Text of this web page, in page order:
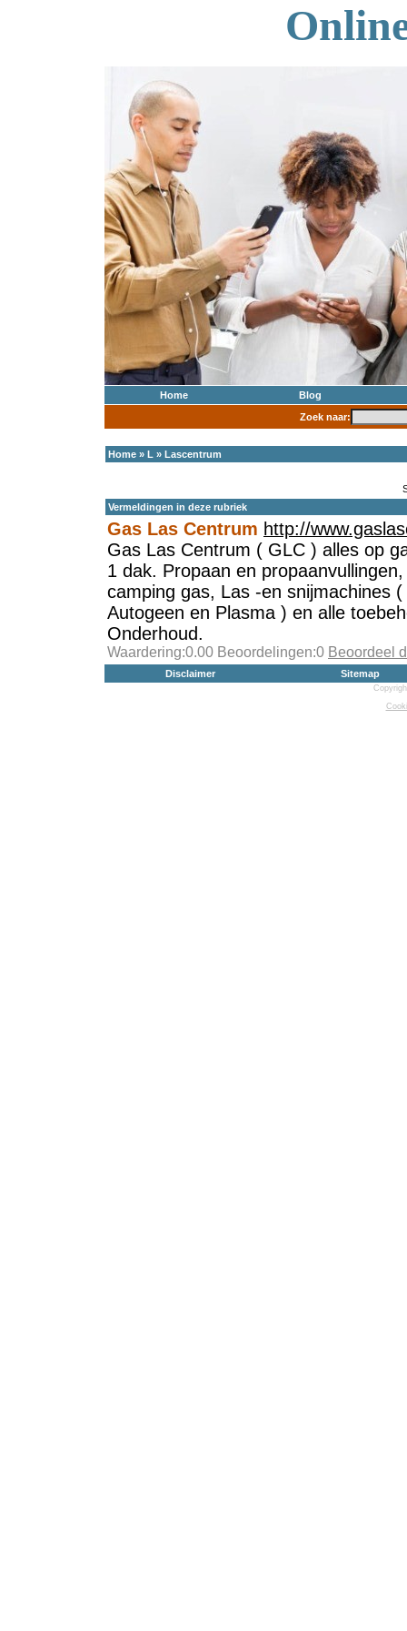
Home
Blog
Zoek naar:
Home » L » Lascentrum
Vermeldingen in deze rubriek
Gas Las Centrum http://
Gas Las Centrum ( GLC ) alles op
1 dak. Propaan en
camping gas, Las -en snijmachines
Autogeen en Plasma ) en alle
Onderhoud.
Waardering:0.00 Beoordelingen:0 Beoordeel
Disclaimer Sitemap